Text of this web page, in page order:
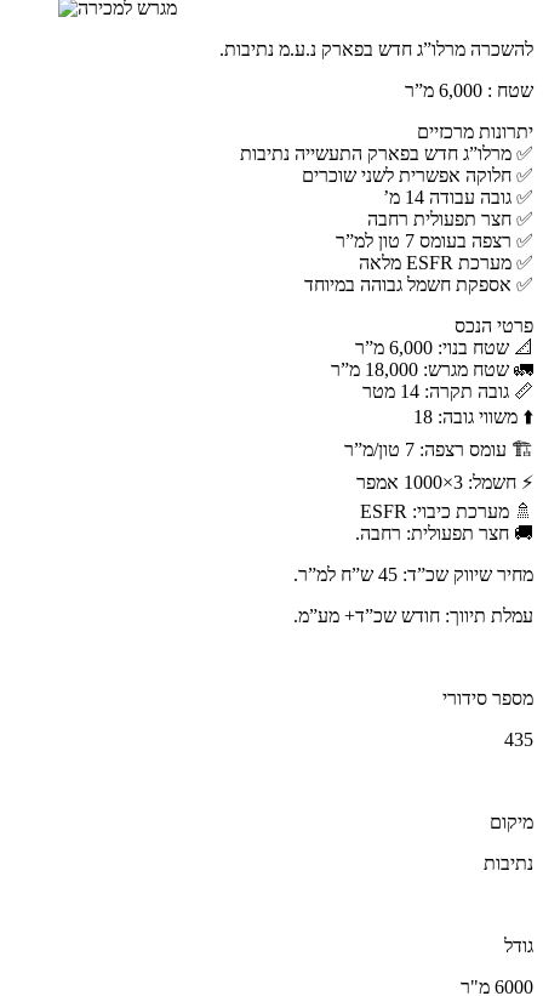
להשכרה מרלו”ג חדש בפארק נ.ע.מ נתיבות.
שטח : 6,000 מ”ר
יתרונות מרכזיים
✅ מרלו”ג חדש בפארק התעשייה נתיבות
✅ חלוקה אפשרית לשני שוכרים
✅ גובה עבודה 14 מ’
✅ חצר תפעולית רחבה
✅ רצפה בעומס 7 טון למ”ר
✅ מערכת ESFR מלאה
✅ אספקת חשמל גבוהה במיוחד
פרטי הנכס
📐 שטח בנוי: 6,000 מ”ר
🚛 שטח מגרש: 18,000 מ”ר
📏 גובה תקרה: 14 מטר
⬆️ משווי גובה: 18
🏗️ עומס רצפה: 7 טון/מ”ר
⚡ חשמל: 3×1000 אמפר
🚿 מערכת כיבוי: ESFR
🚚 חצר תפעולית: רחבה.
מחיר שיווק שכ”ד: 45 ש”ח למ”ר.
עמלת תיווך: חודש שכ”ד+ מע”מ.
מספר סידורי
435
מיקום
נתיבות
גודל
6000 מ"ר